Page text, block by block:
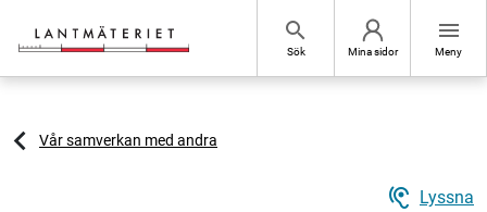
search
Sök Mina sidor
menu
Meny
Vår samverkan med andra
hearing Lyssna